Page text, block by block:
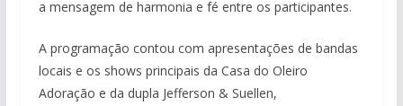
a mensagem de harmonia e fé entre os participantes.
A programação contou com apresentações de bandas
locais e os shows principais da Casa do Oleiro
Adoração e da dupla Jefferson & Suellen,